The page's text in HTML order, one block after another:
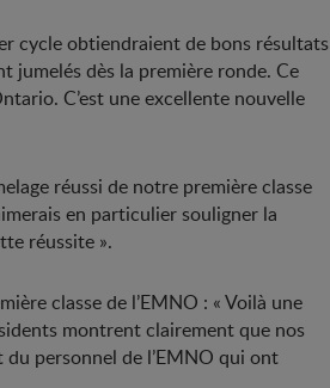
cycle obtiendraient de bons résultats
jumelés dès la première ronde. Ce
C’est une excellente nouvelle
réussi de notre première classe
en particulier souligner la
réussite ».
classe de l’EMNO : « Voilà une
montrent clairement que nos
personnel de l’EMNO qui ont